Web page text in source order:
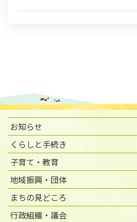
お知らせ
くらしと手続き
子育て・教育
地域振興・団体
まちの見どころ
行政組織・議会